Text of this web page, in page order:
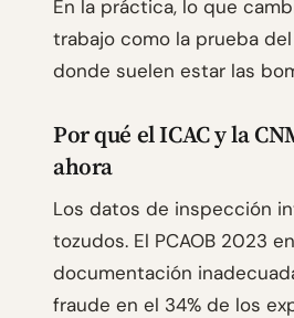
En la práctica, lo que
trabajo como la prueba
donde suelen estar las
Por qué el ICAC y la
ahora
Los datos de inspección
tozudos. El PCAOB 2023
documentación
fraude en el 34% de los